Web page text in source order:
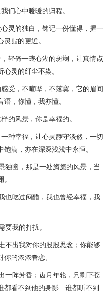
们心中暖暖的归程。
灵的独白，铭记一份懂得，握一
贴的更近。
轻倚一袭心湖的斑斓，让真情点
灵的纤尘不染。
受，不喧哗，不落寞，它的眉间
，你懂，我亦懂。
的风景，你是幸福的。
种幸福，让心灵静守淡然，一切
满，亦在深深浅浅中永恒。
独幽，那是一处旖旎的风景，当
也吃过闷醋，我也曾经幸福，我
我的打扰。
不出我对你的殷殷思念；你能够
的浓浓眷恋。
一阵芳香；齿月年轮，只剩下苍
都看不到他的身影，谁都听不到